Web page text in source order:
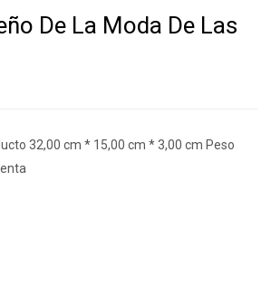
De La Moda De Las
32,00 cm * 15,00 cm * 3,00 cm Peso